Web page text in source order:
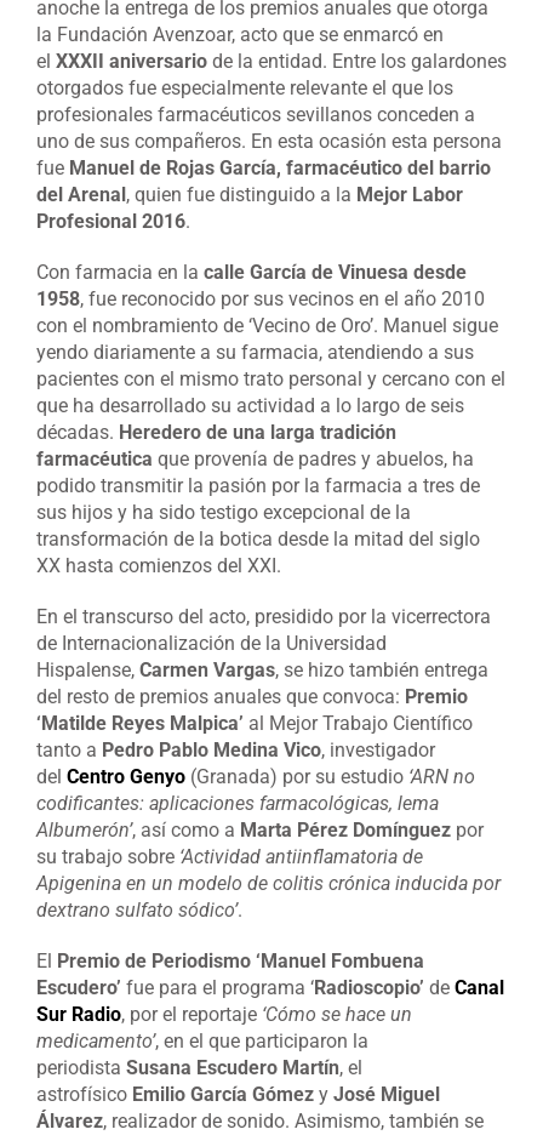
anoche la entrega de los premios anuales que otorga
la Fundación Avenzoar, acto que se enmarcó en
el XXXII aniversario de la entidad. Entre los galardones
otorgados fue especialmente relevante el que los
profesionales farmacéuticos sevillanos conceden a
uno de sus compañeros. En esta ocasión esta persona
fue Manuel de Rojas García, farmacéutico del barrio
del Arenal, quien fue distinguido a la Mejor Labor
Profesional 2016.
Con farmacia en la calle García de Vinuesa desde
1958, fue reconocido por sus vecinos en el año 2010
con el nombramiento de ‘Vecino de Oro’. Manuel sigue
yendo diariamente a su farmacia, atendiendo a sus
pacientes con el mismo trato personal y cercano con el
que ha desarrollado su actividad a lo largo de seis
décadas. Heredero de una larga tradición
farmacéutica que provenía de padres y abuelos, ha
podido transmitir la pasión por la farmacia a tres de
sus hijos y ha sido testigo excepcional de la
transformación de la botica desde la mitad del siglo
XX hasta comienzos del XXI.
En el transcurso del acto, presidido por la vicerrectora
de Internacionalización de la Universidad
Hispalense, Carmen Vargas, se hizo también entrega
del resto de premios anuales que convoca: Premio
‘Matilde Reyes Malpica’ al Mejor Trabajo Científico
tanto a Pedro Pablo Medina Vico, investigador
del Centro Genyo (Granada) por su estudio ‘ARN no
codificantes: aplicaciones farmacológicas, lema
Albumerón’, así como a Marta Pérez Domínguez por
su trabajo sobre ‘Actividad antiinflamatoria de
Apigenina en un modelo de colitis crónica inducida por
dextrano sulfato sódico’.
El Premio de Periodismo ‘Manuel Fombuena
Escudero’ fue para el programa ‘Radioscopio’ de Canal
Sur Radio, por el reportaje ‘Cómo se hace un
medicamento’, en el que participaron la
periodista Susana Escudero Martín, el
astrofísico Emilio García Gómez y José Miguel
Álvarez, realizador de sonido. Asimismo, también se